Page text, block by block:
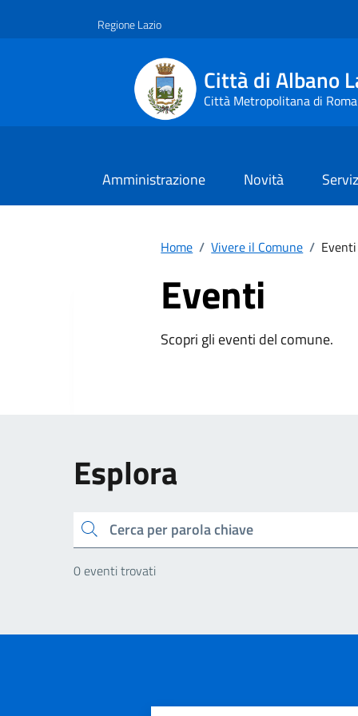
Regione Lazio
Città di Albano
Città Metropolitana di
Amministrazione Novità
Home / Vivere il Comune / Eventi
Eventi
Scopri gli eventi del comune.
Esplora
Cerca
0 eventi trovati